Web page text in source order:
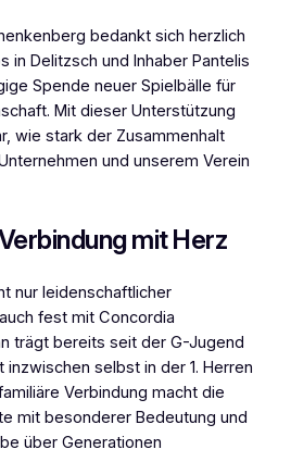
bedankt sich herzlich
in Delitzsch und Inhaber Pantelis
Spende neuer Spielbälle für
Mit dieser Unterstützung
wie stark der Zusammenhalt
und unserem Verein
mit Herz
nur leidenschaftlicher
fest mit Concordia
trägt bereits seit der G-Jugend
selbst in der 1. Herren
Verbindung macht die
mit besonderer Bedeutung und
über Generationen